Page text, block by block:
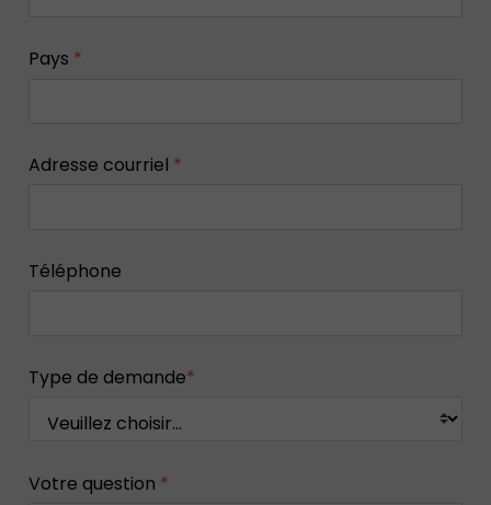
Pays *
Adresse courriel *
Téléphone
Type de demande*
Votre question *